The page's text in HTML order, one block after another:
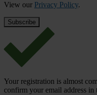
View our Privacy Policy.
Your registration is almost
confirm your email address